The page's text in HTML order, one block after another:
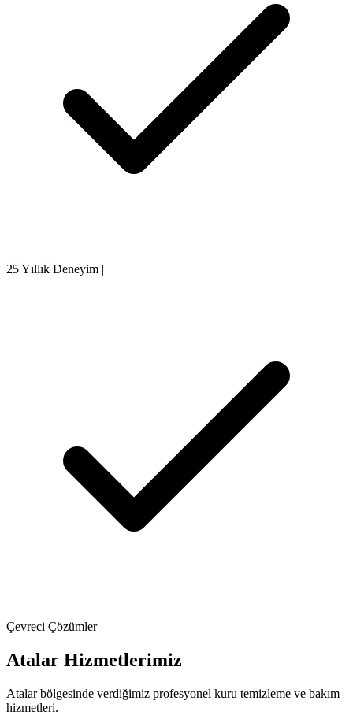
25 Yıllık Deneyim |
Çevreci Çözümler
Atalar Hizmetlerimiz
Atalar bölgesinde verdiğimiz profesyonel kuru temizleme ve bakım
hizmetleri.